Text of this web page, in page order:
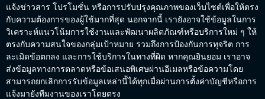
แจ้งข่าวสาร โปรโมชั่น หรือการปรับปรุงคุณภาพของเว็บไซต์เพื่อให้ตรง
กับความต้องการของผู้ใช้มากที่สุด นอกจากนี้ เรายังอาจใช้ข้อมูลในการ
วิเคราะห์แนวโน้มการใช้งานและพัฒนาผลิตภัณฑ์หรือบริการใหม่ ๆ ให้
ตรงกับความสนใจของกลุ่มเป้าหมาย รวมถึงการป้องกันการทุจริต การ
ละเมิดข้อตกลง และการใช้บริการในทางที่ผิด หากคุณยินยอม เราอาจ
ส่งข้อมูลทางการตลาดหรือข้อเสนอพิเศษผ่านอีเมลหรือข้อความโดย
สามารถยกเลิกการรับข้อมูลเหล่านี้ได้ทุกเมื่อผ่านการตั้งค่าบัญชีหรือการ
แจ้งมายังทีมงานของเราโดยตรง